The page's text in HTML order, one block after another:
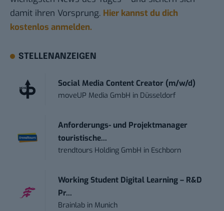
damit ihren Vorsprung. Hier kannst du dich
kostenlos anmelden.
STELLENANZEIGEN
Social Media Content Creator (m/w/d)
moveUP Media GmbH in Düsseldorf
Anforderungs- und Projektmanager
touristische...
trendtours Holding GmbH in Eschborn
Working Student Digital Learning – R&D
Pr...
Brainlab in Munich